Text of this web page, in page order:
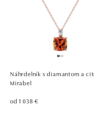
Náhrdelník s diamantom a
Mirabel
od 1 038 €